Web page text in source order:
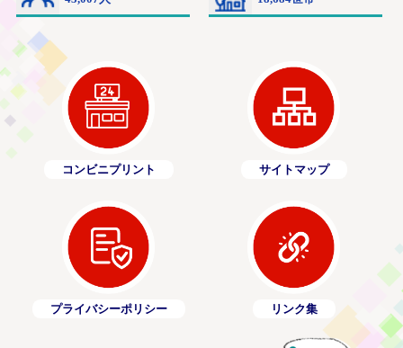
コンビニプリント サイトマップ
プライバシーポリシー リンク集